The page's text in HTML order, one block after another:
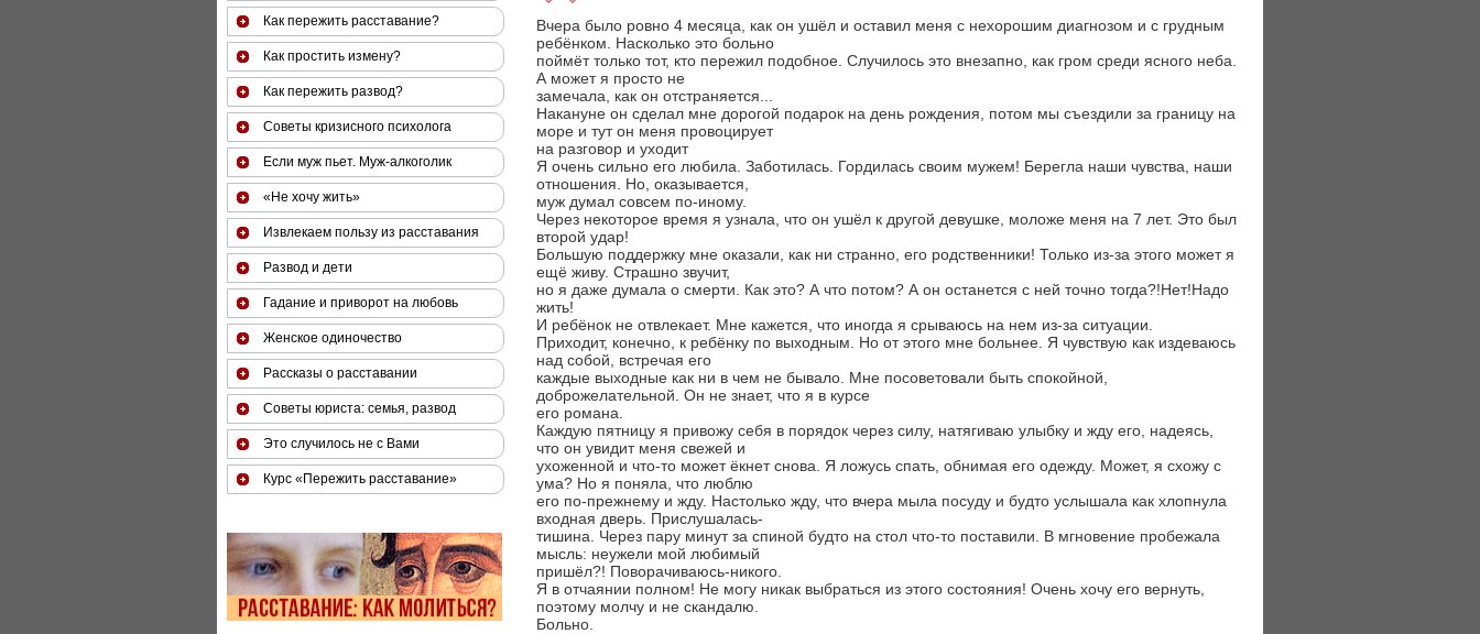
Вчера было ровно 4 месяца, как он ушёл и оставил меня с нехорошим диагнозом и с грудным
ребёнком. Насколько это больно
поймёт только тот, кто пережил подобное. Случилось это внезапно, как гром среди ясного неба.
А может я просто не
замечала, как он отстраняется...
Накануне он сделал мне дорогой подарок на день рождения, потом мы съездили за границу на
море и тут он меня провоцирует
на разговор и уходит
Я очень сильно его любила. Заботилась. Гордилась своим мужем! Берегла наши чувства, наши
отношения. Но, оказывается,
муж думал совсем по-иному.
Через некоторое время я узнала, что он ушёл к другой девушке, моложе меня на 7 лет. Это был
второй удар!
Большую поддержку мне оказали, как ни странно, его родственники! Только из-за этого может я
ещё живу. Страшно звучит,
но я даже думала о смерти. Как это? А что потом? А он останется с ней точно тогда?!Нет!Надо
жить!
И ребёнок не отвлекает. Мне кажется, что иногда я срываюсь на нем из-за ситуации.
Приходит, конечно, к ребёнку по выходным. Но от этого мне больнее. Я чувствую как издеваюсь
над собой, встречая его
каждые выходные как ни в чем не бывало. Мне посоветовали быть спокойной,
доброжелательной. Он не знает, что я в курсе
его романа.
Каждую пятницу я привожу себя в порядок через силу, натягиваю улыбку и жду его, надеясь,
что он увидит меня свежей и
ухоженной и что-то может ёкнет снова. Я ложусь спать, обнимая его одежду. Может, я схожу с
ума? Но я поняла, что люблю
его по-прежнему и жду. Настолько жду, что вчера мыла посуду и будто услышала как хлопнула
входная дверь. Прислушалась-
тишина. Через пару минут за спиной будто на стол что-то поставили. В мгновение пробежала
мысль: неужели мой любимый
пришёл?! Поворачиваюсь-никого.
Я в отчаянии полном! Не могу никак выбраться из этого состояния! Очень хочу его вернуть,
поэтому молчу и не скандалю.
Больно.
Как пережить расставание?
Как простить измену?
Как пережить развод?
Советы кризисного психолога
Если муж пьет. Муж-алкоголик
«Не хочу жить»
Извлекаем пользу из расставания
Развод и дети
Гадание и приворот на любовь
Женское одиночество
Рассказы о расставании
Советы юриста: семья, развод
Это случилось не с Вами
Курс «Пережить расставание»